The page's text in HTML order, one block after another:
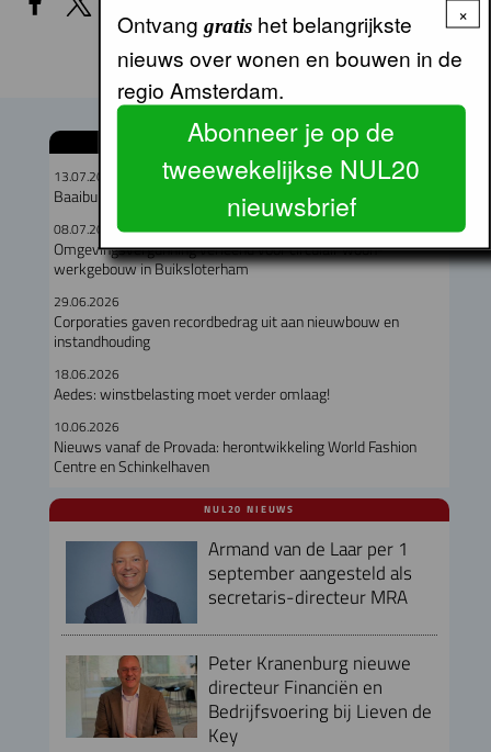
GERELATEERDE ARTIKELEN
13.07.2026
Baaibuurt West moet eigenzinnige woon-werkwijk worden
08.07.2026
Omgevingsvergunning verleend voor circulair woon-
werkgebouw in Buiksloterham
29.06.2026
Corporaties gaven recordbedrag uit aan nieuwbouw en
instandhouding
18.06.2026
Aedes: winstbelasting moet verder omlaag!
10.06.2026
Nieuws vanaf de Provada: herontwikkeling World Fashion
Centre en Schinkelhaven
NUL20 NIEUWS
Armand van de Laar per 1
september aangesteld als
secretaris-directeur MRA
Peter Kranenburg nieuwe
directeur Financiën en
Bedrijfsvoering bij Lieven de
Key
×
Ontvang gratishet belangrijkste
nieuws over wonen en bouwen in de
regio Amsterdam.
Abonneer je op de
tweewekelijkse NUL20
nieuwsbrief